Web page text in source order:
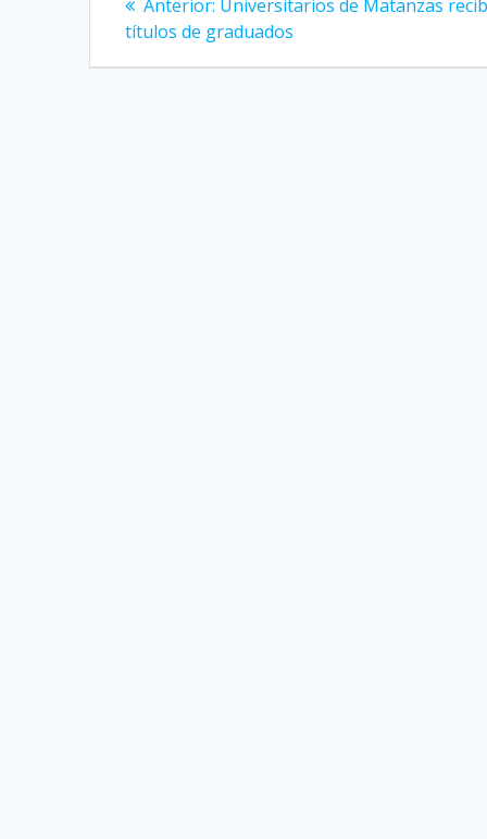
de
Anterior: Entrada
anterior:
Universitarios de Matanzas
títulos de graduados